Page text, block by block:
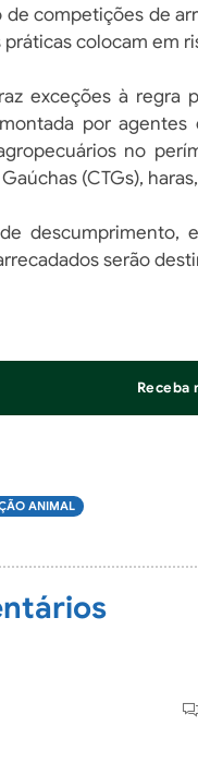
de competições de
práticas colocam em
exceções à regra
por agentes
no
(CTGs),
descumprimento,
serão
Receba
ANIMAL